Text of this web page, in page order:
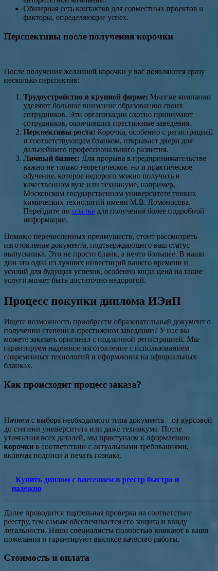
Обширная сеть контактов для совместных проектов и
факторы, определяющие успех.
Перспективы после получения корочки
После получения желанной корочки у вас появляются сразу
несколько перспектив:
Трудоустройство в крупной фирме: Многие компании
уделяют большое внимание образованию своих
сотрудников. Эти организации охотно принимают
сотрудников, окончивших престижные заведения.
Перспективы роста: Корочка, особенно с регистрацией
и соответствующим бланком, открывает двери для
дальнейшего профессионального развития.
Личный бизнес: Для прорыва в предпринимательстве
важно не только теоретическое, но и практическое
обучение, которое недорого можно получить в
качественном вузе или техникуме, например,
Московском государственном университете тонких
химических технологий имени М.В. Ломоносова.
Перейдите по ссылке для получения более подробной
информации.
Помимо перечисленных преимуществ, стоит рассмотреть
изготовление документа, подтверждающего ваш статус
выпускника. Это не просто бланк, а нечто большее. В наши
дни это одна из лучших инвестиций вашего времени и
усилий для будущих успехов, особенно когда цена на такие
услуги может быть достаточно недорогой.
Процесс покупки диплома ИЭиП
Ищете возможность приобрести образовательный документ о
получении степени в престижном заведении? У нас вы
можете заказать оригинал с подлинной регистрацией. Мы
гарантируем надежное изготовление с использованием
современных технологий и оформления на официальных
бланках.
Как происходит процесс заказа?
Начнем с выбора необходимого типа документа – от курсовой
до степени университета или даже техникума. После
уточнения всех деталей, мы приступаем к оформлению
корочки в соответствии с актуальными требованиями,
включая подписи и печать гознака.
Купить диплом с внесением в реестр быстро и
надежно
Далее проводится тщательная проверка на соответствие
реестру, тем самым обеспечивается его защита и ввиду
легальности. Наши специалисты полностью вникают в ваши
пожелания и гарантируют высокое качество работы.
Стоимость и оплата